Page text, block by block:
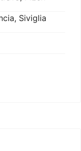
Siviglia